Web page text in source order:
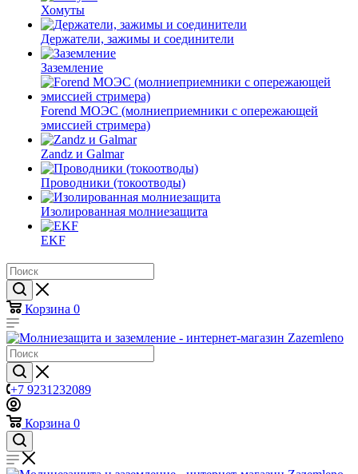
Хомуты
Держатели, зажимы и соединители
Заземление
Forend МОЭС (молниеприемники с опережающей
эмиссией стримера)
Zandz и Galmar
Проводники (токоотводы)
Изолированная молниезащита
EKF
Корзина 0
+7 9231232089
Корзина 0